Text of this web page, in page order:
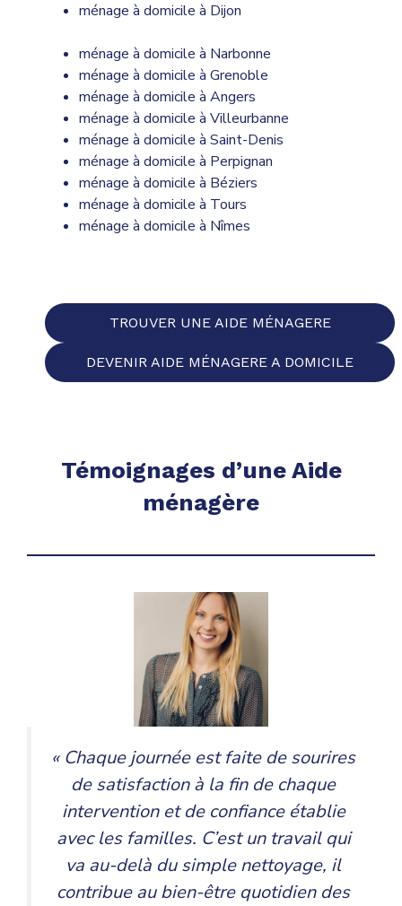
ménage à domicile à Dijon
ménage à domicile à Narbonne
ménage à domicile à Grenoble
ménage à domicile à Angers
ménage à domicile à Villeurbanne
ménage à domicile à Saint-Denis
ménage à domicile à Perpignan
ménage à domicile à Béziers
ménage à domicile à Tours
ménage à domicile à Nîmes
TROUVER UNE AIDE MÉNAGERE
DEVENIR AIDE MÉNAGERE A DOMICILE
Témoignages d’une Aide
ménagère
« Chaque journée est faite de sourires
de satisfaction à la fin de chaque
intervention et de confiance établie
avec les familles. C’est un travail qui
va au-delà du simple nettoyage, il
contribue au bien-être quotidien des